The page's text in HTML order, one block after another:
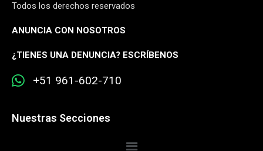
Todos los derechos reservados
ANUNCIA CON NOSOTROS
¿TIENES UNA DENUNCIA? ESCRÍBENOS
+51 961-602-710
Nuestras Secciones